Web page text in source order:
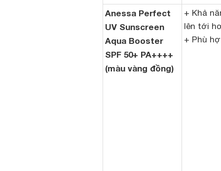
Anessa Perfect
UV Sunscreen
Aqua Booster
SPF 50+ PA++++
(màu vàng đồng)
+ Khả
lên tới
+ Phù